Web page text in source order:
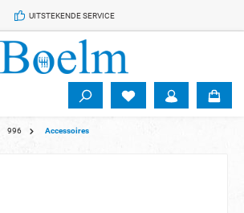
UITSTEKENDE SERVICE
996 Accessoires